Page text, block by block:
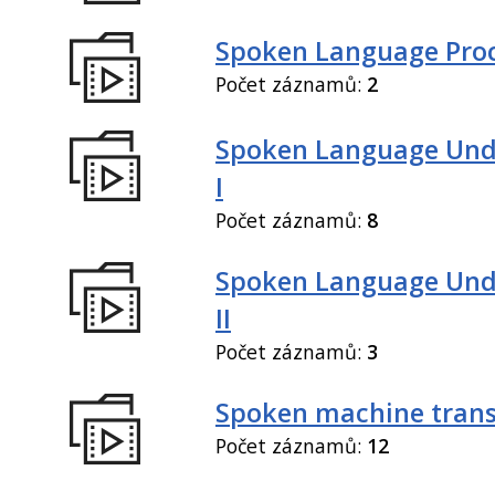
Spoken Language
Počet záznamů: 2
Spoken Language
I
Počet záznamů: 8
Spoken Language
II
Počet záznamů: 3
Spoken machine
Počet záznamů: 12